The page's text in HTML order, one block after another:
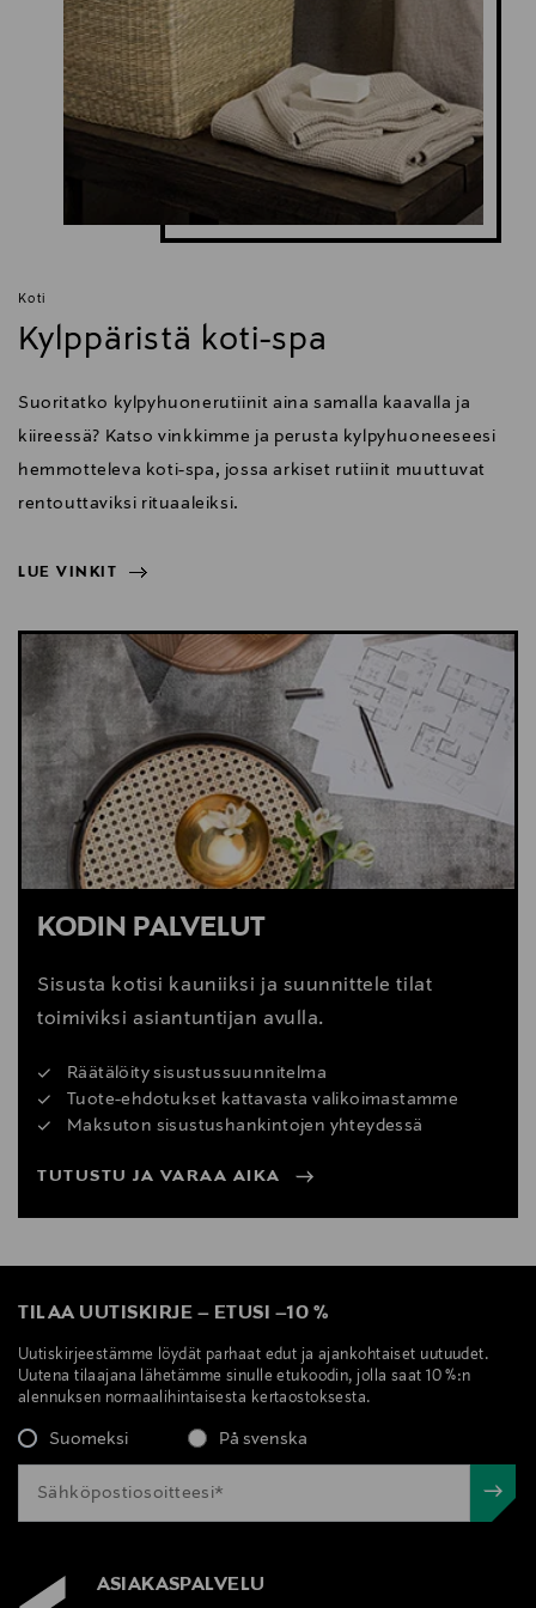
Koti
Kylppäristä koti-spa
Suoritatko kylpyhuonerutiinit aina samalla kaavalla ja
kiireessä? Katso vinkkimme ja perusta kylpyhuoneeseesi
hemmotteleva koti-spa, jossa arkiset rutiinit muuttuvat
rentouttaviksi rituaaleiksi.
LUE VINKIT
LUE VINKIT
KODIN PALVELUT
Sisusta kotisi kauniiksi ja suunnittele tilat
toimiviksi asiantuntijan avulla.
Räätälöity sisustussuunnitelma
Tuote-ehdotukset kattavasta valikoimastamme
Maksuton sisustushankintojen yhteydessä
TUTUSTU JA VARAA AIKA
TILAA UUTISKIRJE – ETUSI –10 %
Uutiskirjeestämme löydät parhaat edut ja ajankohtaiset uutuudet.
Uutena tilaajana lähetämme sinulle etukoodin, jolla saat 10 %:n
alennuksen normaalihintaisesta kertaostoksesta.
Suomeksi På svenska
ASIAKASPALVELU